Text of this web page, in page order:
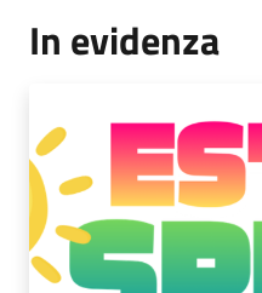
In evidenza